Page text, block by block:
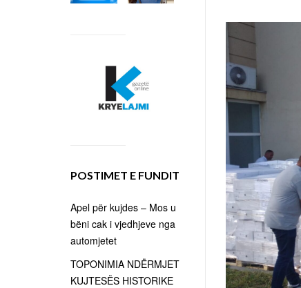
POSTIMET E FUNDIT
Apel për kujdes – Mos u
bëni cak i vjedhjeve nga
automjetet
TOPONIMIA NDËRMJET
KUJTESËS HISTORIKE